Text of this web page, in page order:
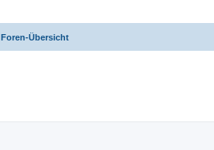
Foren-Übersicht